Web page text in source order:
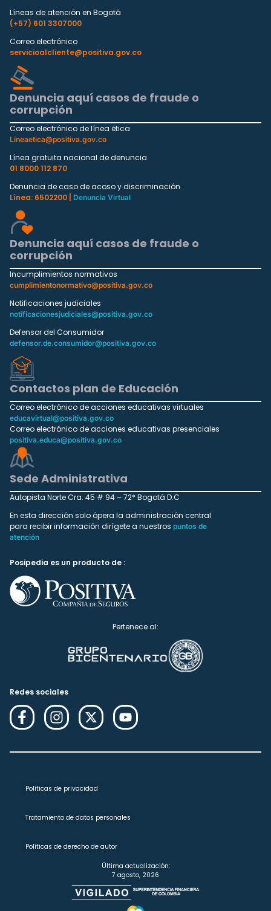
Líneas de atención en Bogotá
(+57) 601 3307000
Correo electrónico
servicioalcliente@positiva.gov.co
Denuncia aquí casos de fraude o
corrupción
Correo electrónico de línea ética
Lineaetica@positiva.gov.co
Línea gratuita nacional de denuncia
01 8000 112 870
Denuncia de caso de acoso y discriminación
Línea: 6502200 |
Denuncia Virtual
Denuncia aquí casos de fraude o
corrupción
Incumplimientos normativos
cumplimientonormativo@positiva.gov.co
Notificaciones judiciales
notificacionesjudiciales@positiva.gov.co
Defensor del Consumidor
defensor.de.consumidor@positiva.gov.co
Contactos plan de Educación
Correo electrónico de acciones educativas virtuales
educavirtual@positiva.gov.co
Correo electrónico de acciones educativas presenciales
positiva.educa@positiva.gov.co
Sede Administrativa
Autopista Norte Cra. 45 # 94 – 72* Bogotá D.C
En esta dirección solo ópera la administración central
para recibir información dirígete a nuestros puntos de
atención
Posipedia es un producto de :
Pertenece al:
Redes sociales
Políticas de privacidad
Tratamiento de datos personales
Políticas de derecho de autor
Última actualización:
7 agosto, 2026